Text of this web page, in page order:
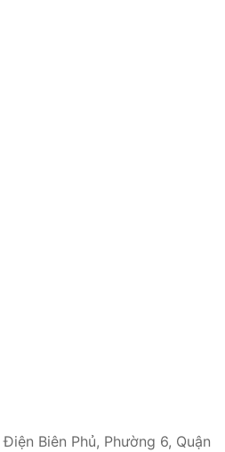
Điện Biên Phủ, Phường 6, Quận